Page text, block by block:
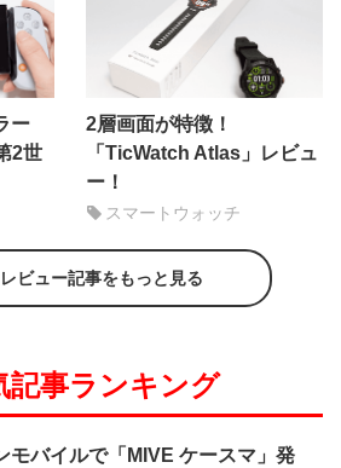
ー
2世
2層画面が特徴！
「TicWatch Atlas」レビュ
ー！
スマートウォッチ
ビュー記事をもっと見る
記事ランキング
モバイルで「MIVE ケースマ」発